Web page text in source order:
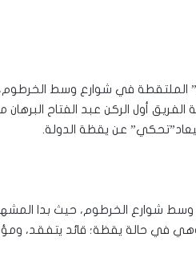
الملتقطة في شوارع وسط الخرطوم،
الفريق أول الركن عبد الفتاح
عن يقظة الدولة.
شوارع الخرطوم، حيث بدا
وهي في حالة يقظة؛ قائد يتفقد،